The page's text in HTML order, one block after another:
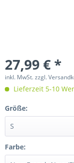
27,99 € *
inkl. MwSt.zzgl.
Lieferzeit 5-10
Größe:
Farbe: